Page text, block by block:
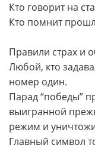
Кто говорит на
Кто помнит
Правили страх и
Любой, кто
номер один.
Парад “победы”
выигранной
режим и
Главный символ